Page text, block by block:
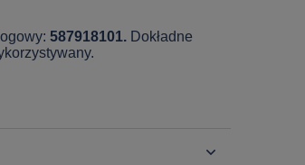
587918101. Dokładne